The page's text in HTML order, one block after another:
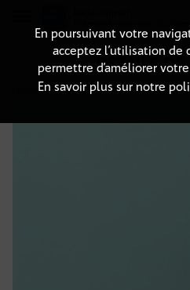
DÉTAILS
11 décembre 2025à 6h59, durée : Invalid date
En poursuivant votre
acceptez l’utilisation de
permettre d’améliorer
En savoir plus sur notre